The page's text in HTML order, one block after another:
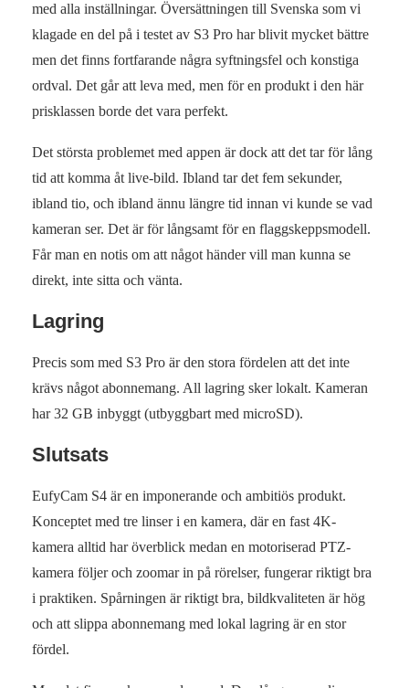
med alla inställningar. Översättningen till Svenska som vi
klagade en del på i testet av S3 Pro har blivit mycket bättre
men det finns fortfarande några syftningsfel och konstiga
ordval. Det går att leva med, men för en produkt i den här
prisklassen borde det vara perfekt.
Det största problemet med appen är dock att det tar för lång
tid att komma åt live-bild. Ibland tar det fem sekunder,
ibland tio, och ibland ännu längre tid innan vi kunde se vad
kameran ser. Det är för långsamt för en flaggskeppsmodell.
Får man en notis om att något händer vill man kunna se
direkt, inte sitta och vänta.
Lagring
Precis som med S3 Pro är den stora fördelen att det inte
krävs något abonnemang. All lagring sker lokalt. Kameran
har 32 GB inbyggt (utbyggbart med microSD).
Slutsats
EufyCam S4 är en imponerande och ambitiös produkt.
Konceptet med tre linser i en kamera, där en fast 4K-
kamera alltid har överblick medan en motoriserad PTZ-
kamera följer och zoomar in på rörelser, fungerar riktigt bra
i praktiken. Spårningen är riktigt bra, bildkvaliteten är hög
och att slippa abonnemang med lokal lagring är en stor
fördel.